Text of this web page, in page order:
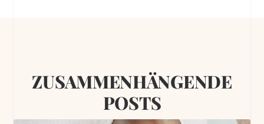
ZUSAMMENHÄNGENDE
POSTS